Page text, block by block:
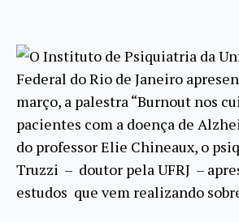
O Instituto de Psiquiatria da
Federal do Rio de Janeiro
março, a palestra “Burnout nos
pacientes com a doença de
do professor Elie Chineaux, o
Truzzi – doutor pela UFRJ –
estudos que vem realizando